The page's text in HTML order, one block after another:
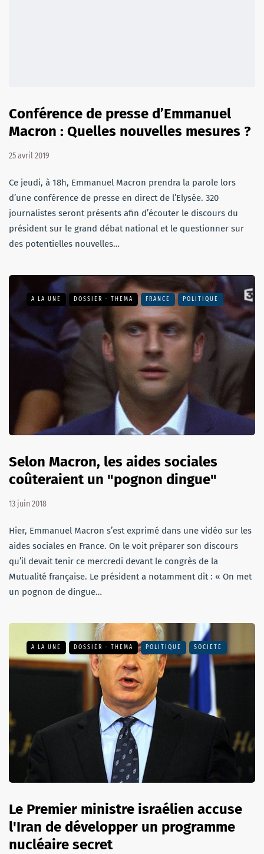
Conférence de presse d’Emmanuel
Macron : Quelles nouvelles mesures ?
25 avril 2019
Ce jeudi, à 18h, Emmanuel Macron prendra la parole lors
d’une conférence de presse en direct de l’Elysée. 320
journalistes seront présents afin d’écouter le discours du
président sur le grand débat national et le questionner sur
des potentielles nouvelles…
A LA UNE DOSSIER - THEMA FRANCE POLITIQUE
Selon Macron, les aides sociales
coûteraient un "pognon dingue"
13 juin 2018
Hier, Emmanuel Macron s’est exprimé dans une vidéo sur les
aides sociales en France. On le voit préparer son discours
qu’il devait tenir ce mercredi devant le congrès de la
Mutualité française. Le président a notamment dit : « On met
un pognon de dingue…
A LA UNE DOSSIER - THEMA POLITIQUE SOCIÉTÉ
Le Premier ministre israélien accuse
l'Iran de développer un programme
nucléaire secret